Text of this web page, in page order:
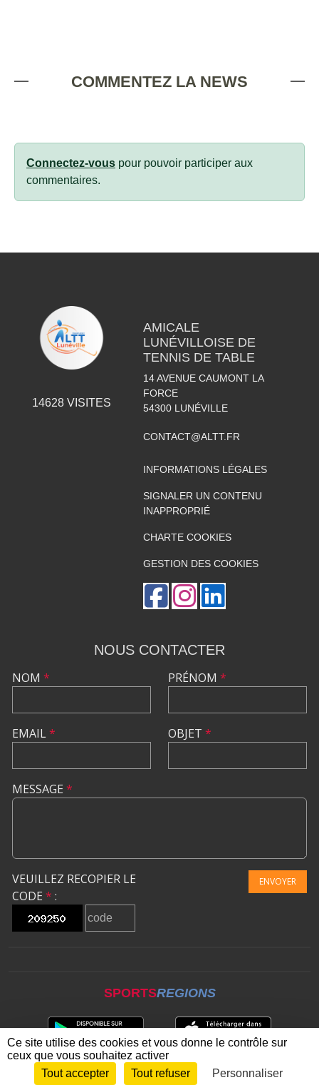
COMMENTEZ LA NEWS
Connectez-vous pour pouvoir participer aux
commentaires.
14628VISITES
AMICALE
LUNÉVILLOISE DE
TENNIS DE TABLE
14 AVENUE CAUMONT LA
FORCE
54300 LUNÉVILLE
CONTACT@ALTT.FR
INFORMATIONS LÉGALES
SIGNALER UN CONTENU
INAPPROPRIÉ
CHARTE COOKIES
GESTION DES COOKIES
NOUS CONTACTER
NOM *
EMAIL*
PRÉNOM *
OBJET *
MESSAGE *
VEUILLEZ RECOPIER LE
CODE * :
ENVOYER
SPORTSREGIONS
Envie de participer ? CONNEXION
Ce site utilise des cookies et vous donne le contrôle sur
ceux que vous souhaitez activer
Tout accepter
Tout refuser Personnaliser